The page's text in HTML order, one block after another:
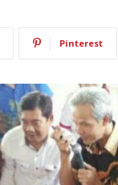
Pinterest